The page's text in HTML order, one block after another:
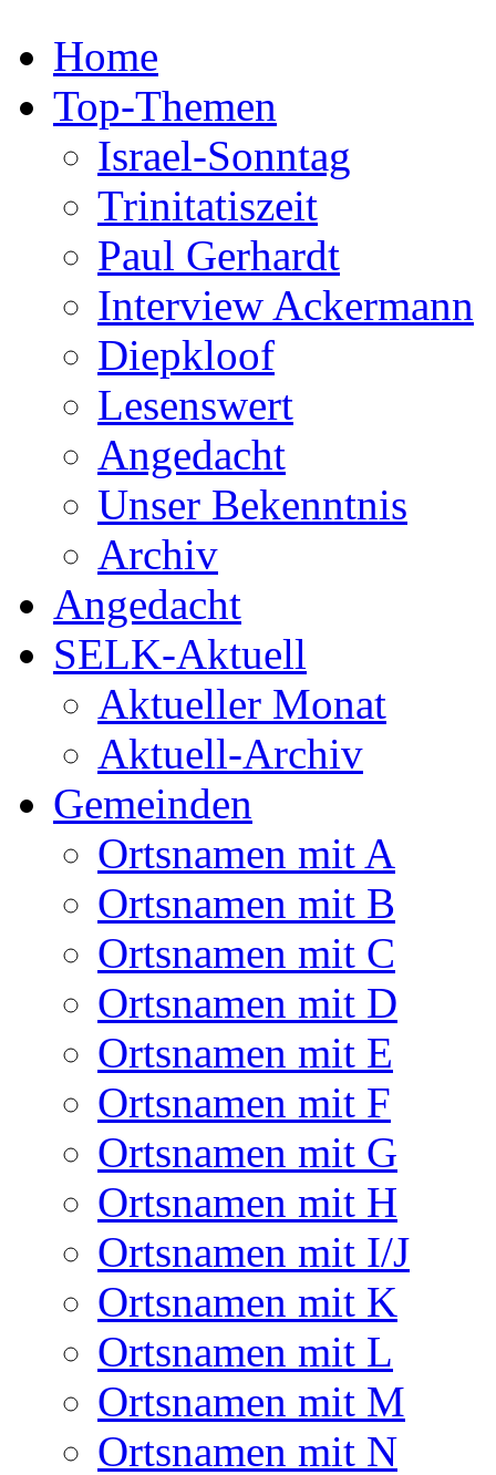
Home
Top-Themen
Israel-Sonntag
Trinitatiszeit
Paul Gerhardt
Interview Ackermann
Diepkloof
Lesenswert
Angedacht
Unser Bekenntnis
Archiv
Angedacht
SELK-Aktuell
Aktueller Monat
Aktuell-Archiv
Gemeinden
Ortsnamen mit A
Ortsnamen mit B
Ortsnamen mit C
Ortsnamen mit D
Ortsnamen mit E
Ortsnamen mit F
Ortsnamen mit G
Ortsnamen mit H
Ortsnamen mit I/J
Ortsnamen mit K
Ortsnamen mit L
Ortsnamen mit M
Ortsnamen mit N